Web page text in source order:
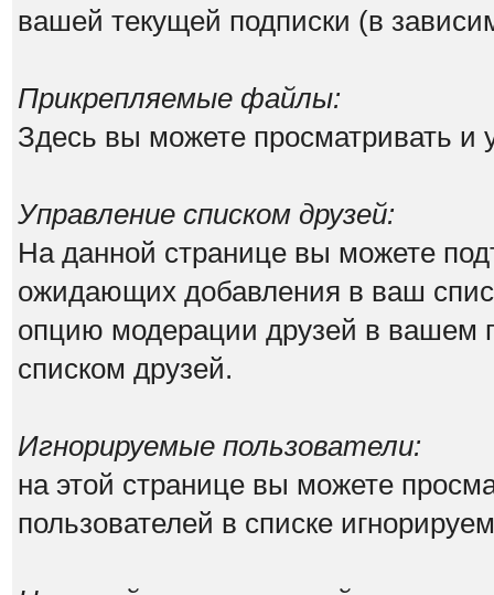
вашей текущей подписки (в
Прикрепляемые файлы:
Здесь вы можете просматривать
Управление списком друзей:
На данной странице вы можете
ожидающих добавления в ваш
опцию модерации друзей в вашем
списком друзей.
Игнорируемые пользователи:
на этой странице вы можете
пользователей в списке